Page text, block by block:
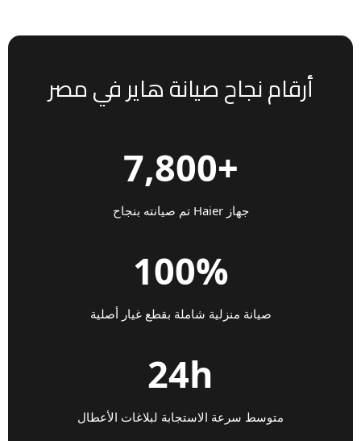
أرقام نجاح صيانة هاير في مصر
+7,800
جهاز Haier تم صيانته بنجاح
100%
صيانة منزلية شاملة بقطع غيار أصلية
24h
متوسط سرعة الاستجابة لبلاغات الأعطال